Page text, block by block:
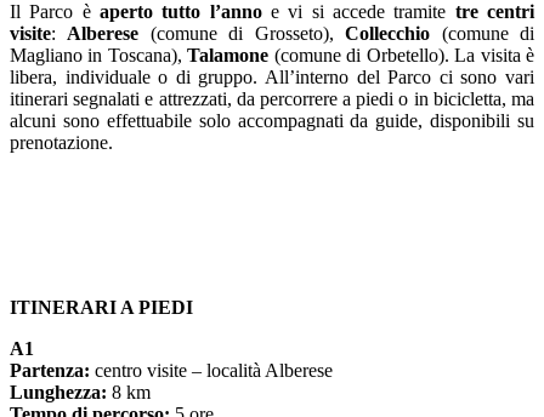
Il Parco è aperto tutto l’annoe vi si accede tramite tre centri
visite: Alberese (comune di Grosseto),Collecchio (comune di
Magliano in Toscana),Talamone (comune di Orbetello). La visita è
libera, individuale o di gruppo. All’interno del Parco ci sono vari
itinerari segnalati e attrezzati, da percorrere a piedi o in bicicletta, ma
alcuni sono effettuabile solo accompagnati da guide, disponibili su
prenotazione.
ITINERARI A PIEDI
A1
Partenza: centro visite – località Alberese
Lunghezza: 8 km